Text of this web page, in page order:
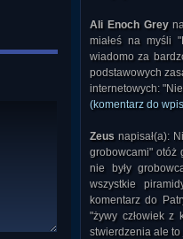
Ali Enoch Grey
miałeś na myśli
wiadomo za
podstawowych
internetowych:
(komentarz do
Zeus napisał(a):
grobowcami" otóż
nie były
wszystkie
komentarz do
"żywy człowiek z
stwierdzenia ale